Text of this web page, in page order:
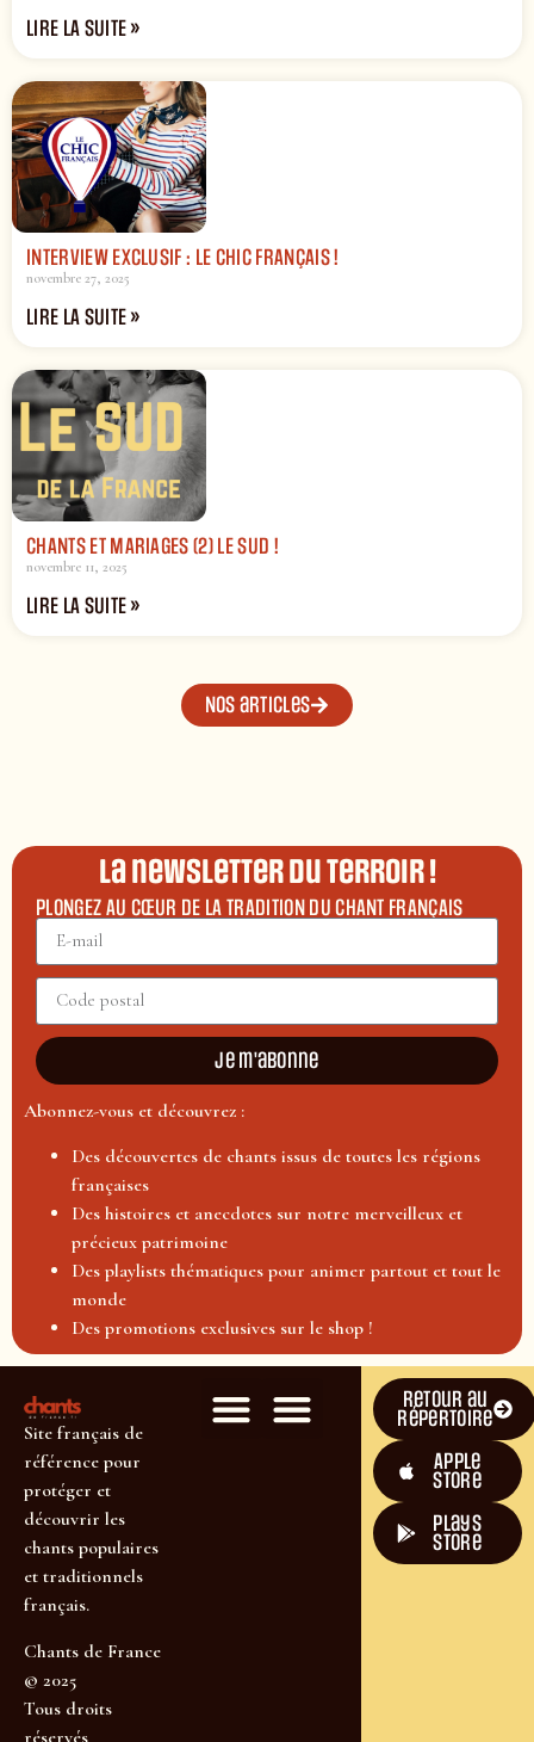
LIRE LA SUITE »
INTERVIEW EXCLUSIF : LE CHIC FRANÇAIS !
novembre 27, 2025
LIRE LA SUITE »
CHANTS ET MARIAGES (2) LE SUD !
novembre 11, 2025
LIRE LA SUITE »
Nos articles
La newsletter du terroir !
PLONGEZ AU CŒUR DE LA TRADITION DU CHANT FRANÇAIS
Je m'abonne
Abonnez-vous et découvrez :
Des découvertes de chants issus de toutes les régions
françaises
Des histoires et anecdotes sur notre merveilleux et
précieux patrimoine
Des playlists thématiques pour animer partout et tout le
monde
Des promotions exclusives sur le shop !
Site français de
référence pour
protéger et
découvrir les
chants populaires
et traditionnels
français.
Chants de France
© 2025
Tous droits
réservés
Retour au
répertoire
Apple
Store
plays
store